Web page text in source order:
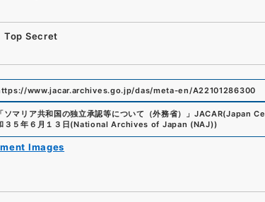
Top Secret
www.jacar.archives.go.jp/das/meta-en/A22101286300
「ソマリア共和国の独立承認等について（外務省） 」 JACAR(Japan
３５年６月１３日 (National Archives of Japan (NAJ))
Images